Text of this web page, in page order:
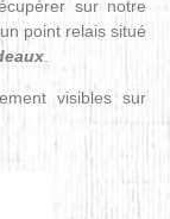
sur notre
, un point relais situé
visibles sur